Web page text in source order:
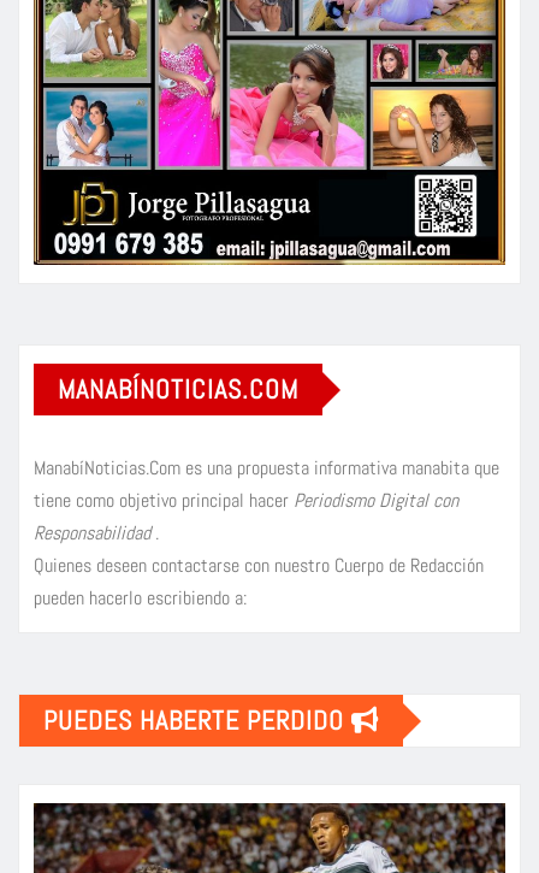
MANABÍNOTICIAS.COM
ManabíNoticias.Com es una propuesta informativa manabita que
tiene como objetivo principal hacer Periodismo Digital con
Responsabilidad.
Quienes deseen contactarse con nuestro Cuerpo de Redacción
pueden hacerlo escribiendo a:
PUEDES HABERTE PERDIDO